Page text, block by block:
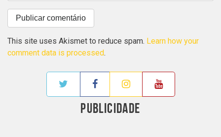
This site uses Akismet to reduce spam. Learn how your
comment data is processed.
PUBLICIDADE